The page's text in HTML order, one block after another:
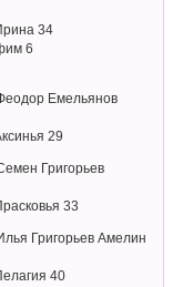
34
6
Емельянов
29
Григорьев
33
Григорьев Амелин
40